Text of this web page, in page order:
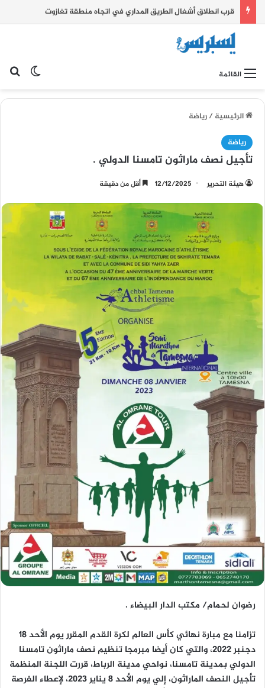
قرب انطلاق أشغال الطريق المداري في اتجاه منطقة تغازوت
القائمة
الرئيسية/رياضة
رياضة
تأجيل نصف ماراثون تامسنا الدولي .
هيئة التحرير 12/12/2025 أقل من دقيقة
رضوان لحمام/ مكتب الدار البيضاء .
تزامنا مع مبارة نهائي كأس العالم لكرة القدم المقرر يوم الأحد 18
دجنبر 2022، والتي كان أيضا مبرمجا تنظيم نصف ماراثون تامسنا
الدولي بمدينة تامسنا، نواحي مدينة الرباط، قررت اللجنة المنظمة
تأجيل النصف الماراثون، إلي يوم الأحد 8 يناير 2023، لإعطاء الفرصة